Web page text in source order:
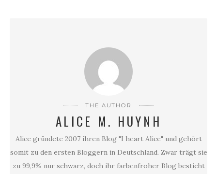
THE AUTHOR
ALICE M. HUYNH
Alice gründete 2007 ihren Blog "I heart Alice" und gehört
somit zu den ersten Bloggern in Deutschland. Zwar trägt sie
zu 99,9% nur schwarz, doch ihr farbenfroher Blog besticht